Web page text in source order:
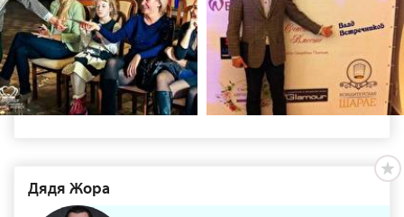
Дядя Жора